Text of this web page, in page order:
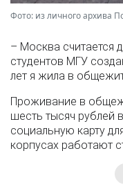
Фото: из личного архива
– Москва считается
студентов МГУ
лет я жила в
Проживание в
шесть тысяч рублей
социальную карту
корпусах работают